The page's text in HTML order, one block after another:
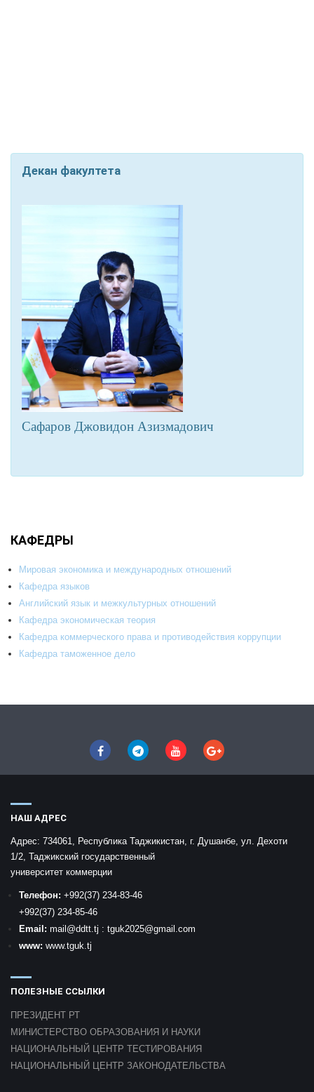
Декан факултета
Сафаров Джовидон Азизмадович
КАФЕДРЫ
Мировая экономика и международных отношений
Кафедра языков
Aнглийский язык и межкультурных отношений
Кафедра экономическая теория
Кафедра коммерческого права и противодействия коррупции
Кафедра таможенное дело
НАШ АДРЕС
Адрес: 734061, Республика Таджикистан, г. Душанбе, ул. Дехоти
1/2, Таджикский государственный
университет коммерции
Телефон: +992(37) 234-83-46
+992(37) 234-85-46
Email: mail @ddtt.tj : tguk2025@gmail.com
www: www.tguk.tj
ПОЛЕЗНЫЕ ССЫЛКИ
ПРЕЗИДЕНТ РТ
МИНИСТЕРСТВО ОБРАЗОВАНИЯ И НАУКИ
НАЦИОНАЛЬНЫЙ ЦЕНТР ТЕСТИРОВАНИЯ
НАЦИОНАЛЬНЫЙ ЦЕНТР ЗАКОНОДАТЕЛЬСТВА